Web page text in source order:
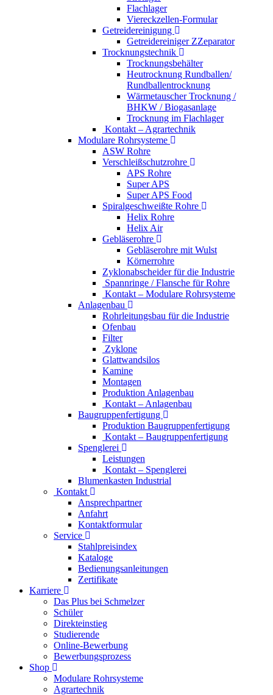
Flachlager
Viereckzellen-Formular
Getreidereinigung
Getreidereiniger ZZeparator
Trocknungstechnik
Trocknungsbehälter
Heutrocknung Rundballen/
Rundballentrocknung
Wärmetauscher Trocknung /
BHKW / Biogasanlage
Trocknung im Flachlager
Kontakt – Agrartechnik
Modulare Rohrsysteme
ASW Rohre
Verschleißschutzrohre
APS Rohre
Super APS
Super APS Food
Spiralgeschweißte Rohre
Helix Rohre
Helix Air
Gebläserohre
Gebläserohre mit Wulst
Körnerrohre
Zyklonabscheider für die Industrie
Spannringe / Flansche für Rohre
Kontakt – Modulare Rohrsysteme
Anlagenbau
Rohrleitungsbau für die Industrie
Ofenbau
Filter
Zyklone
Glattwandsilos
Kamine
Montagen
Produktion Anlagenbau
Kontakt – Anlagenbau
Baugruppenfertigung
Produktion Baugruppenfertigung
Kontakt – Baugruppenfertigung
Spenglerei
Leistungen
Kontakt – Spenglerei
Blumenkasten Industrial
Kontakt
Ansprechpartner
Anfahrt
Kontaktformular
Service
Stahlpreisindex
Kataloge
Bedienungsanleitungen
Zertifikate
Karriere
Das Plus bei Schmelzer
Schüler
Direkteinstieg
Studierende
Online-Bewerbung
Bewerbungsprozess
Shop
Modulare Rohrsysteme
Agrartechnik